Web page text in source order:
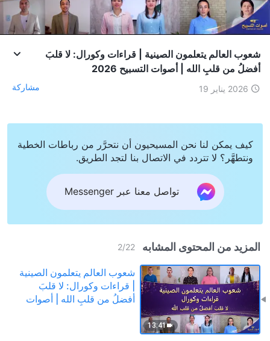
شعوب العالم يتعلمون الصينية | قراءات وكورال: لا قلبَ
أفضلُ من قلبِ الله | أصوات التسبيح 2026
2026 يناير 19 مشاركة
كيف يمكن لنا نحن المسيحيون أن نتحرَّر من رباطات الخطية
ونتطهَّر؟ لا تتردد في الاتصال بنا لتجد الطريق.
تواصل معنا عبر Messenger
المزيد من المحتوى المشابه 2/22
13:41
شعوب العالم يتعلمون الصينية
| قراءات وكورال: لا قلبَ
أفضلُ من قلبِ الله | أصوات